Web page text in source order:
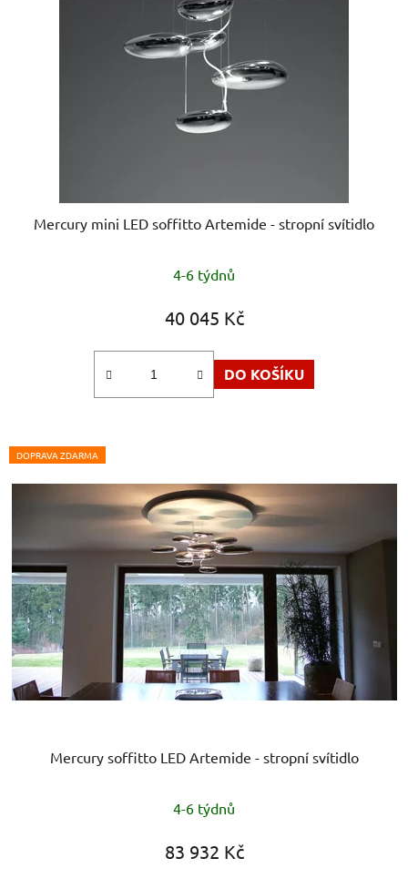
Mercury mini LED soffitto Artemide - stropní svítidlo
4-6 týdnů
40 045 Kč
DO KOŠÍKU
DOPRAVA ZDARMA
Mercury soffitto LED Artemide - stropní svítidlo
4-6 týdnů
83 932 Kč